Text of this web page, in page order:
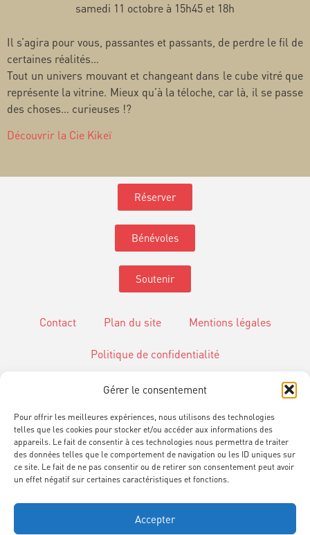
Gérer le consentement
Pour offrir les meilleures expériences, nous utilisons des technologies
telles que les cookies pour stocker et/ou accéder aux informations des
appareils. Le fait de consentir à ces technologies nous permettra de traiter
des données telles que le comportement de navigation ou les ID uniques sur
ce site. Le fait de ne pas consentir ou de retirer son consentement peut avoir
un effet négatif sur certaines caractéristiques et fonctions.
Accepter
samedi 11 octobre à 15h45 et 18h
Il s’agira pour vous, passantes et passants, de perdre le fil de
certaines réalités…
Tout un univers mouvant et changeant dans le cube vitré que
représente la vitrine. Mieux qu’à la téloche, car là, il se passe
des choses… curieuses !?
Découvrir la Cie Kikeï
Réserver
Bénévoles
Soutenir
Contact Plan du site Mentions légales
Politique de confidentialité
Gestion des Cookies
ouverture@cie-scalene.com